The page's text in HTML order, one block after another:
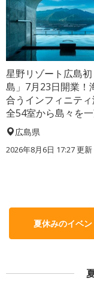
星野リゾート広島
島」7月23日開業！
合うインフィニティ
全54室から島々を
広島県
2026年8月6日 17:27更新
夏休みのイベ